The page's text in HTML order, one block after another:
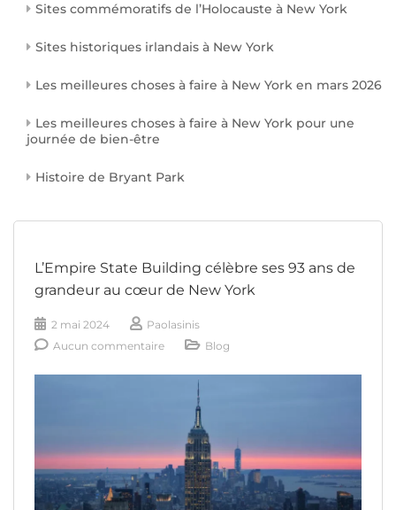
Sites commémoratifs de l’Holocauste à New York
Sites historiques irlandais à New York
Les meilleures choses à faire à New York en mars 2026
Les meilleures choses à faire à New York pour une
journée de bien-être
Histoire de Bryant Park
L’Empire State Building célèbre ses 93 ans de
grandeur au cœur de New York
2 mai 2024
Paolasinis
Aucun commentaire
Blog